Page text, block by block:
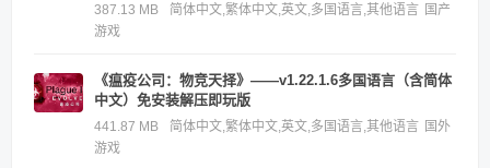
387.13 MB 简体中文,繁体中文,英文,多国语言,其他语言 国产
游戏
《瘟疫公司：物竞天择》——v1.22.1.6多国语言（含简体
中文）免安装解压即玩版
441.87 MB 简体中文,繁体中文,英文,多国语言,其他语言 国外
游戏